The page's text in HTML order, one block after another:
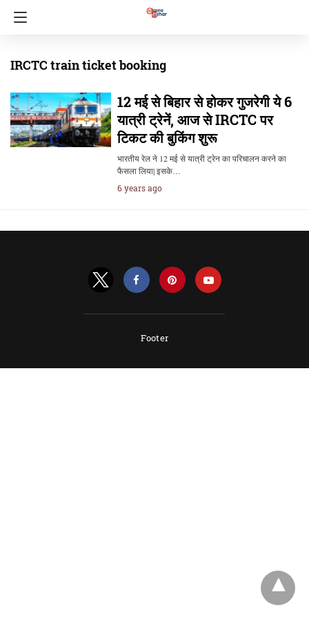
IRCTC train ticket booking
12 मई से बिहार से होकर गुजरेगी ये 6
यात्री ट्रेनें, आज से IRCTC पर
टिकट की बुकिंग शुरू
भारतीय रेल ने 12 मई से यात्री ट्रेन का परिचालन करने का
फैसला लिया| इसके…
6 years ago
Footer